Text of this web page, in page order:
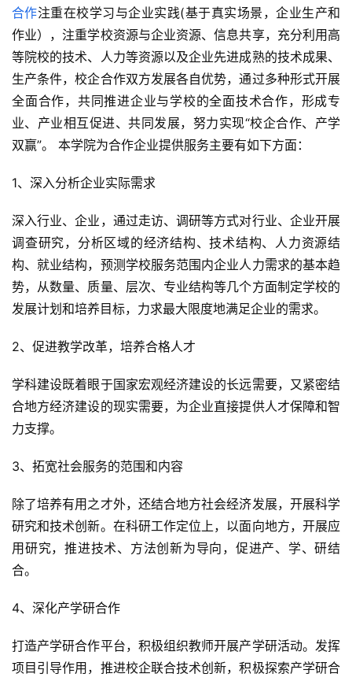
合作注重在校学习与企业实践(基于真实场景，企业生产和
作业），注重学校资源与企业资源、信息共享，充分利用高
等院校的技术、人力等资源以及企业先进成熟的技术成果、
生产条件，校企合作双方发展各自优势，通过多种形式开展
全面合作，共同推进企业与学校的全面技术合作，形成专
业、产业相互促进、共同发展，努力实现“校企合作、产学
双赢”。 本学院为合作企业提供服务主要有如下方面：
1、深入分析企业实际需求
深入行业、企业，通过走访、调研等方式对行业、企业开展
调查研究，分析区域的经济结构、技术结构、人力资源结
构、就业结构，预测学校服务范围内企业人力需求的基本趋
势，从数量、质量、层次、专业结构等几个方面制定学校的
发展计划和培养目标，力求最大限度地满足企业的需求。
2、促进教学改革，培养合格人才
学科建设既着眼于国家宏观经济建设的长远需要，又紧密结
合地方经济建设的现实需要，为企业直接提供人才保障和智
力支撑。
3、拓宽社会服务的范围和内容
除了培养有用之才外，还结合地方社会经济发展，开展科学
研究和技术创新。在科研工作定位上，以面向地方，开展应
用研究，推进技术、方法创新为导向，促进产、学、研结
合。
4、深化产学研合作
打造产学研合作平台，积极组织教师开展产学研活动。发挥
项目引导作用，推进校企联合技术创新，积极探索产学研合